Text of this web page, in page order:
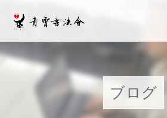
ブログ